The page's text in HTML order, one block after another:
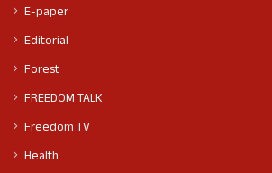
E-paper
Editorial
Forest
FREEDOM TALK
Freedom TV
Health